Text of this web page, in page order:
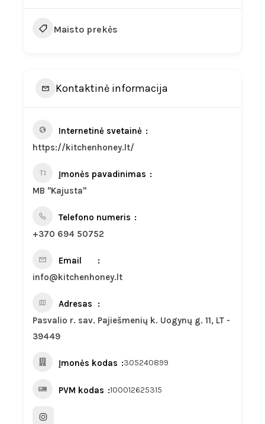
Maisto prekės
Kontaktinė informacija
Internetinė svetainė
https://kitchenhoney.lt/
Įmonės pavadinimas
MB "Kajusta"
Telefono numeris
+370 694 50752
Email
info@kitchenhoney.lt
Adresas
Pasvalio r. sav. Pajiešmenių k. Uogynų g. 11, LT -
39449
Įmonės kodas 305240899
PVM kodas 100012625315